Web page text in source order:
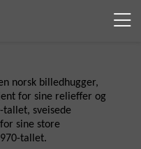
norsk billedhugger,
for sine relieffer og
sveisede
sine store
tallet.